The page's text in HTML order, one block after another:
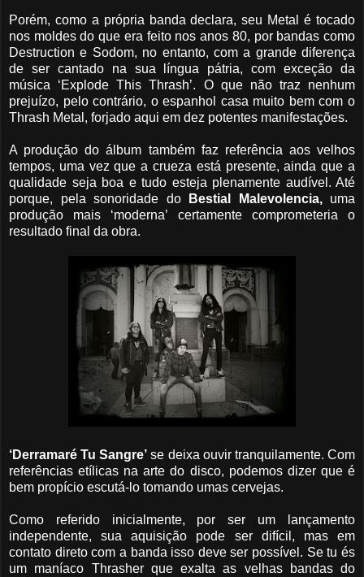
Porém, como a própria banda declara, seu Metal é tocado
nos moldes do que era feito nos anos 80, por bandas como
Destruction e Sodom, no entanto, com a grande diferença
de ser cantado na sua língua pátria, com exceção da
música ‘Explode This Thrash’. O que não traz nenhum
prejuízo, pelo contrário, o espanhol casa muito bem com o
Thrash Metal, forjado aqui em dez potentes manifestações.
A produção do álbum também faz referência aos velhos
tempos, uma vez que a crueza está presente, ainda que a
qualidade seja boa e tudo esteja plenamente audível. Até
porque, pela sonoridade do
Bestial Malevolencia,uma
produção mais ‘moderna’ certamente comprometeria o
resultado final da obra.
‘Derramaré Tu Sangre’ se deixa ouvir tranquilamente. Com
referências etílicas na arte do disco, podemos dizer que é
bem propício escutá-lo tomando umas cervejas.
Como referido inicialmente, por ser um lançamento
independente, sua aquisição pode ser difícil, mas em
contato direto com a banda isso deve ser possível. Se tu és
um maníaco Thrasher que exalta as velhas bandas do